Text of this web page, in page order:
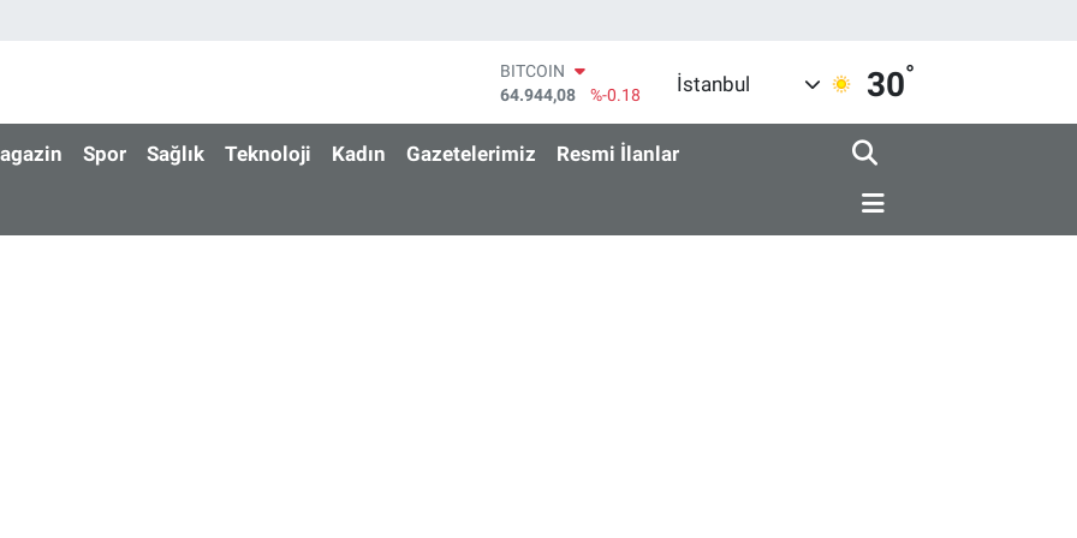
BITCOIN
64.944,08
%-0.18
47,7436
%0.18
EURO
64,4811
%0.38
İstanbul 30°
Spor Sağlık Teknoloji Kadın Gazetelerimiz Resmi İlanlar